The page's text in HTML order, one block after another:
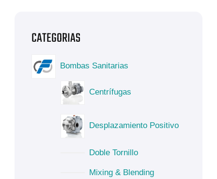
Bombas Sanitarias
Centrífugas
Desplazamiento Positivo
Doble Tornillo
Mixing & Blending